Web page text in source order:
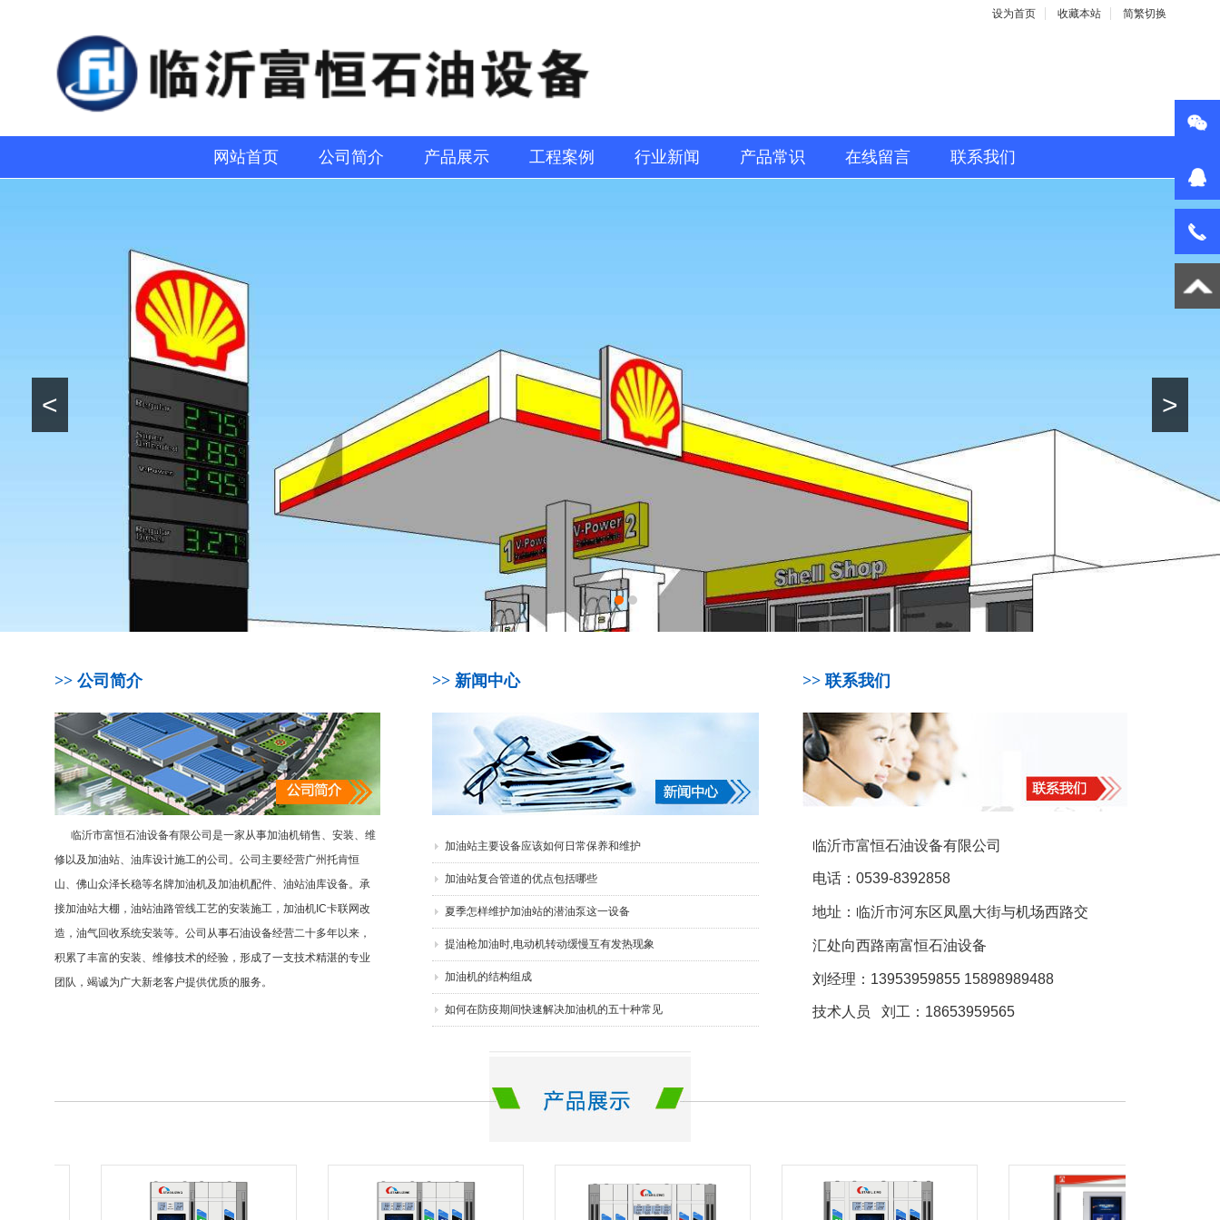
设为首页 收藏本站 简繁切换
网站首页 公司简介 产品展示 工程案例 行业新闻 产品常识 在线留言 联系我们
< >
>> 公司简介
临沂市富恒石油设备有限公司是一家从事加油机销售、安装、维
修以及加油站、油库设计施工的公司。公司主要经营广州托肯恒
山、佛山众泽长稳等名牌加油机及加油机配件、油站油库设备。承
接加油站大棚，油站油路管线工艺的安装施工，加油机IC卡联网改
造，油气回收系统安装等。公司从事石油设备经营二十多年以来，
积累了丰富的安装、维修技术的经验，形成了一支技术精湛的专业
团队，竭诚为广大新老客户提供优质的服务。
>> 新闻中心 >> 联系我们
加油站主要设备应该如何日常保养和维护
加油站复合管道的优点包括哪些
夏季怎样维护加油站的潜油泵这一设备
提油枪加油时,电动机转动缓慢互有发热现象
加油机的结构组成
如何在防疫期间快速解决加油机的五十种常见
国家标准规定加油机的误差是多少
临沂市富恒石油设备有限公司
电话：0539-8392858
地址： 临沂市河东区凤凰大街与机场西路交
汇处向西路南富恒石油设备
刘经理：13953959855 15898989488
技术人员 刘工 ：18653959565